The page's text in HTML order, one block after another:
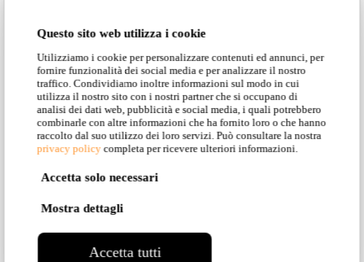
Questo sito web utilizza i cookie
Utilizziamo i cookie per personalizzare contenuti ed annunci, per
fornire funzionalità dei social media e per analizzare il nostro
traffico. Condividiamo inoltre informazioni sul modo in cui
utilizza il nostro sito con i nostri partner che si occupano di
analisi dei dati web, pubblicità e social media, i quali potrebbero
combinarle con altre informazioni che ha fornito loro o che hanno
raccolto dal suo utilizzo dei loro servizi. Può consultare la nostra
privacy policy completa per ricevere ulteriori informazioni.
Accetta solo necessari
Mostra dettagli
Accetta tutti
DISCOVER ALL
THE MODELS IN
THIS
COLLECTION